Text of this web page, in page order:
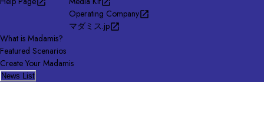
Operating Company
マダミス.jp
What is Madamis?
Featured Scenarios
Create Your Madamis
News List